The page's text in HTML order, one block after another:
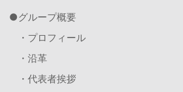
グループ概要
・プロフィール
・沿革
・代表者挨拶